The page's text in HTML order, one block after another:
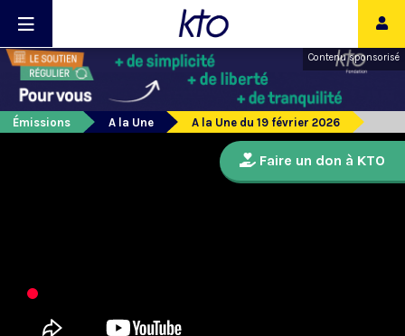
Contenu sponsorisé
Émissions A la Une A la Une du 19 février 2026
Faire un don à KTO